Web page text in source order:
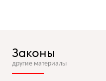
Законы
другие материалы